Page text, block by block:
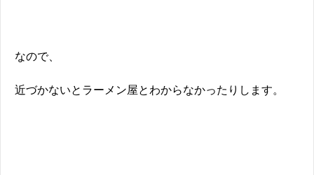
なので、
近づかないとラーメン屋とわからなかったりします。